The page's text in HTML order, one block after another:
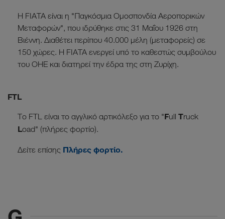
Η FIATA είναι η "Παγκόσμια Ομοσπονδία Αεροπορικών
Μεταφορών", που ιδρύθηκε στις 31 Μαΐου 1926 στη
Βιέννη. Διαθέτει περίπου 40.000 μέλη (μεταφορείς) σε
150 χώρες. Η FIATA ενεργεί υπό το καθεστώς συμβούλου
του ΟΗΕ και διατηρεί την έδρα της στη Ζυρίχη.
FTL
Το FTL είναι το αγγλικό αρτικόλεξο για το "Full Truck
Load" (πλήρες φορτίο).
Δείτε επίσης Πλήρες φορτίο.